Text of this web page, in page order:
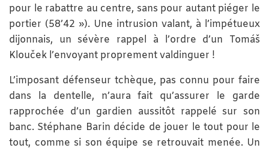
pour le rabattre au centre, sans pour autant piéger le
portier (58’42 »). Une intrusion valant, à l’impétueux
dijonnais, un sévère rappel à l’ordre d’un Tomáš
Klouček l’envoyant proprement valdinguer !
L’imposant défenseur tchèque, pas connu pour faire
dans la dentelle, n’aura fait qu’assurer le garde
rapprochée d’un gardien aussitôt rappelé sur son
banc. Stéphane Barin décide de jouer le tout pour le
tout, comme si son équipe se retrouvait menée. Un